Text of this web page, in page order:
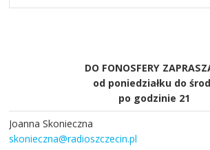
DO FONOSFERY
od poniedziałku do
po godzinie 21
Joanna Skonieczna
skonieczna@radioszczecin.pl